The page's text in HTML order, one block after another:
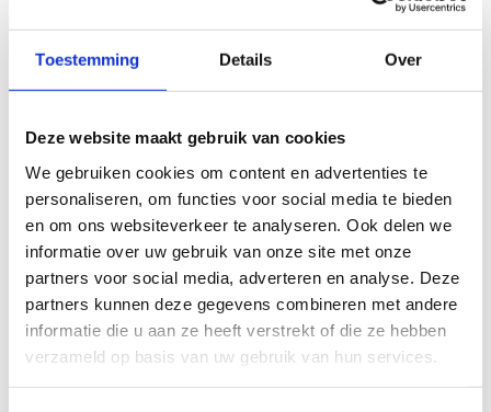
Toestemming Details Over
Deze website maakt gebruik van cookies
We gebruiken cookies om content en advertenties te
personaliseren, om functies voor social media te bieden
en om ons websiteverkeer te analyseren. Ook delen we
informatie over uw gebruik van onze site met onze
partners voor social media, adverteren en analyse. Deze
partners kunnen deze gegevens combineren met andere
informatie die u aan ze heeft verstrekt of die ze hebben
verzameld op basis van uw gebruik van hun services.
helemaal te bevestigen. Geen mailtje gehad? Neem
De betaling van je verjaardagsmaaltijd gebeurt ter
betaalverzoek vinden.
Heb je toch nog een vraag? Aarzel niet om ons te
contacteren.
Tot dan!